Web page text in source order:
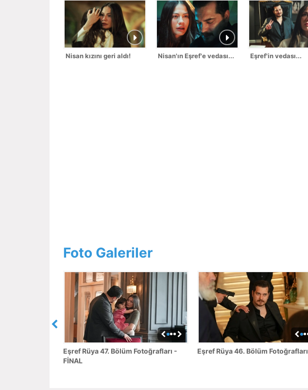
Nisan kızını geri aldı! Nisan'ın Eşref'e vedası... Eşref'in vedası...
Foto Galeriler
Eşref Rüya 47. Bölüm Fotoğrafları -
FİNAL
Eşref Rüya 46. Bölüm Fotoğrafları